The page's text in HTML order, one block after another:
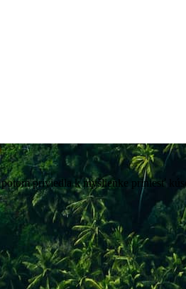
priviedla k myšlienke priniesť